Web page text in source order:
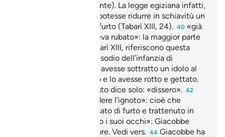
(vedi versetto precedente). La legge egiziana infatti,
non consentiva che si potesse ridurre in schiavitù un
individuo colpevole di furto (Tabarì XIII, 24). 40 «già
uno dei suoi fratelli aveva rubato»: la maggior parte
dei commentatori (Tabarì XIII, riferiscono questa
affermazione ad un episodio dell’infanzia di
Giuseppe. Sembra che avesse sottratto un idolo al
nonno materno pagano e lo avesse rotto e gettato.
«Implorarono»: il testo dice solo: «dissero». 42
«non potevamo prevedere l’ignoto»: cioè che
Beniamino fosse accusato di furto e trattenuto in
«Sbiancarono i suoi occhi»: Giacobbe
perse la vista per il dolore. Vedi vers. 44 Giacobbe ha